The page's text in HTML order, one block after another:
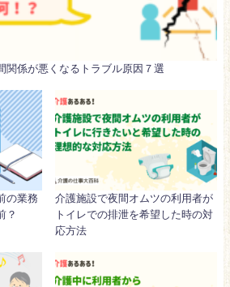
関係が悪くなるトラブル原因７選
の業務
？
介護施設で夜間オムツの利用者が
トイレでの排泄を希望した時の対
応方法